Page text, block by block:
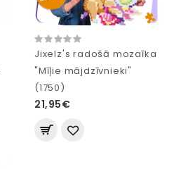
Jixelz's radošā mozaīka
"Mīļie mājdzīvnieki"
(1750)
21,95€